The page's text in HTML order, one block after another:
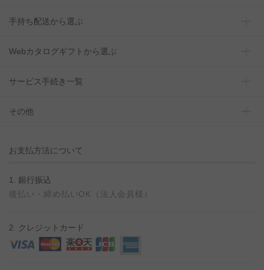
手持ち配送から選ぶ
Webカタログギフトから選ぶ
サービス手続き一覧
その他
お支払方法について
1. 銀行振込
後払い・締め払いOK（法人会員様）
2. クレジットカード